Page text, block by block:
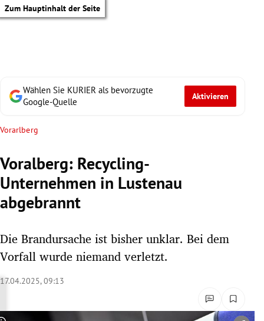
Zum Hauptinhalt der Seite
Untermenü
Wählen Sie KURIER als bevorzugte
Google-Quelle
Aktivieren
Vorarlberg
Voralberg: Recycling-
Unternehmen in Lustenau
abgebrannt
Die Brandursache ist bisher unklar. Bei dem
Vorfall wurde niemand verletzt.
17.04.2025, 09:13